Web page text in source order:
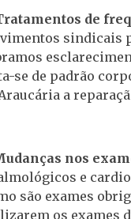
de
sindicais
se de padrão
a
nos
e
são exames
os exames